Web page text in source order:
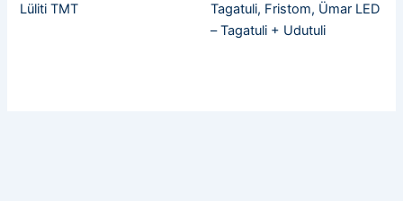
Lüliti TMT
Tagatuli, Fristom, Ümar LED
– Tagatuli + Udutuli